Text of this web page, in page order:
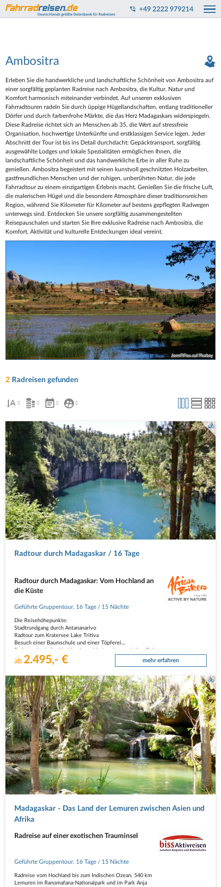
+49 2222 979214
JeanFiFou auf Pixabay
Ambositra
Erleben Sie die handwerkliche und landschaftliche Schönheit von Ambositra auf
einer sorgfältig geplanten Radreise nach Ambositra, die Kultur, Natur und
Komfort harmonisch miteinander verbindet. Auf unseren exklusiven
Fahrradtouren radeln Sie durch üppige Hügellandschaften, entlang traditioneller
Dörfer und durch farbenfrohe Märkte, die das Herz Madagaskars widerspiegeln.
Diese Radreise richtet sich an Menschen ab 35, die Wert auf stressfreie
Organisation, hochwertige Unterkünfte und erstklassigen Service legen. Jeder
Abschnitt der Tour ist bis ins Detail durchdacht: Gepäcktransport, sorgfältig
ausgewählte Lodges und lokale Spezialitäten ermöglichen Ihnen, die
landschaftliche Schönheit und das handwerkliche Erbe in aller Ruhe zu
genießen. Ambositra begeistert mit seinen kunstvoll geschnitzten Holzarbeiten,
gastfreundlichen Menschen und der ruhigen, unberührten Natur, die jede
Fahrradtour zu einem einzigartigen Erlebnis macht. Genießen Sie die frische Luft,
die malerischen Hügel und die besondere Atmosphäre dieser traditionsreichen
Region, während Sie Kilometer für Kilometer auf bestens gepflegten Radwegen
unterwegs sind. Entdecken Sie unsere sorgfältig zusammengestellten
Reisepauschalen und starten Sie Ihre exklusive Radreise nach Ambositra, die
Komfort, Aktivität und kulturelle Entdeckungen ideal vereint.
2 Radreisen gefunden
Radtour durch Madagaskar / 16 Tage
Radtour durch Madagaskar: Vom Hochland an
die Küste
Geführte Gruppentour, 16 Tage / 15 Nächte
Die Reisehöhepunkte:
Stadtrundgang durch Antananarivo
Radtour zum Kratersee Lake Tritiva
Besuch einer Baumschule und einer Töpferei
Besuch einer Zafirmaniriy Holzschnitzerei die zum UNESCO Weltkulturerbe
ab2.495,- € mehr erfahren
Madagaskar - Das Land der Lemuren zwischen Asien und
Afrika
Radreise auf einer exotischen Trauminsel
Geführte Gruppentour, 16 Tage / 15 Nächte
Radreise vom Hochland bis zum Indischen Ozean, 540 km
Lemuren im Ranomafana-Nationalpark und im Park Anja